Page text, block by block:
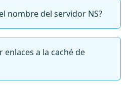
nombre del servidor NS?
enlaces a la caché de